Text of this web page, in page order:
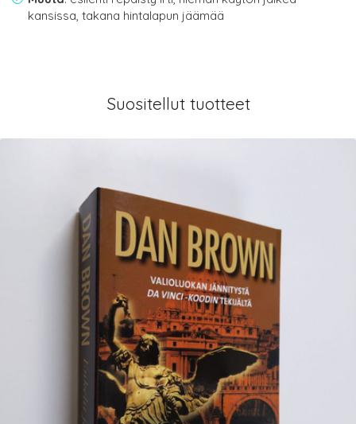
kansissa, takana hintalapun jäämää
Suositellut tuotteet